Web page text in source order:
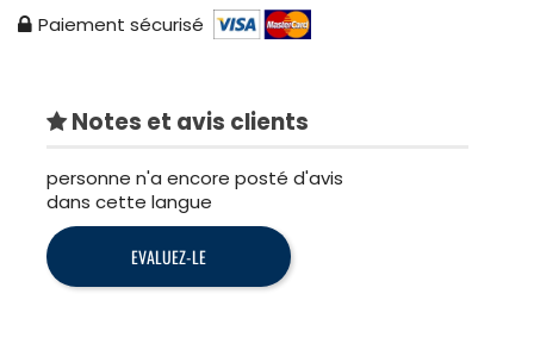
Paiement sécurisé
Notes et avis clients
personne n'a encore posté d'avis
dans cette langue
EVALUEZ-LE